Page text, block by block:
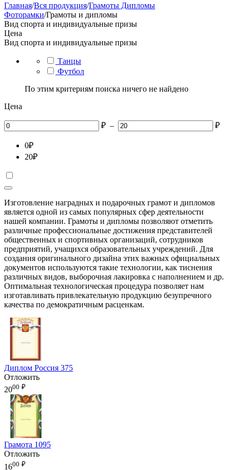
Главная/Вся продукция/Грамоты Дипломы
Фоторамки/Грамоты и дипломы
Вид спорта и индивидуальные призы
Цена
Вид спорта и индивидуальные призы
Танцы
Футбол
По этим критериям поиска ничего не найдено
Цена
₽ – ₽
0₽
20₽
Изготовление наградных и подарочных грамот и дипломов
является одной из самых популярных сфер деятельности
нашей компании. Грамоты и дипломы позволяют отметить
различные профессиональные достижения представителей
общественных и спортивных организаций, сотрудников
предприятий, учащихся образовательных учреждений. Для
создания оригинального дизайна этих важных официальных
документов используются такие технологии, как тиснения
различных видов, выборочная лакировка с наполнением и др.
Оптимальная технологическая процедура позволяет нам
изготавливать привлекательную продукцию безупречного
качества по демократичным расценкам.
Диплом Россия 375
Отложить
2000 ₽
Грамота 1095
Отложить
1600 ₽